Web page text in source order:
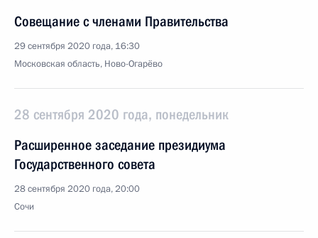
Совещание с членами Правительства
29 сентября 2020 года, 16:30
Московская область, Ново-Огарёво
28 сентября 2020 года, понедельник
Расширенное заседание президиума
Государственного совета
28 сентября 2020 года, 20:00
Сочи